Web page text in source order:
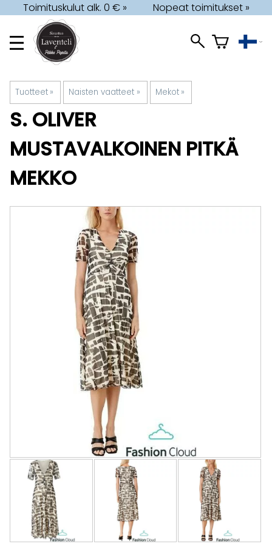
Toimituskulut alk. 0 € » Nopeat toimitukset »
Tuotteet ‪» Naisten vaatteet ‪» Mekot ‪»
S. OLIVER
MUSTAVALKOINEN PITKÄ
MEKKO